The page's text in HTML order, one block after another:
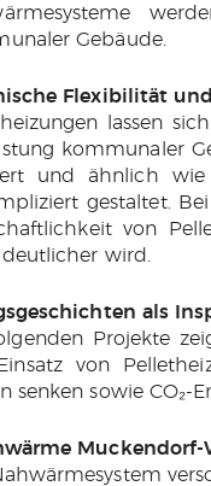
Gebäude.
Flexibilität
lassen
kommunaler
und ähnlich
gestaltet.
von
wird.
als
Projekte
von
senken sowie CO₂-